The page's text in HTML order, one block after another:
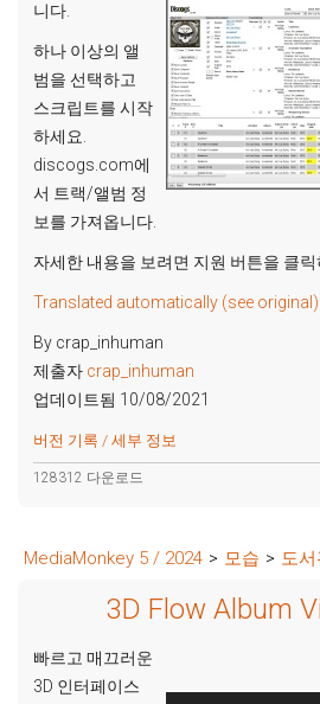
니다.
하나 이상의 앨
범을 선택하고
스크립트를 시작
하세요.
discogs.com에
서 트랙/앨범 정
보를 가져옵니다.
자세한 내용을 보려면 지원 버튼을 클릭
Translated automatically (see original)
By crap_inhuman
제출자 crap_inhuman
업데이트됨 10/08/2021
버전 기록 / 세부 정보
128312 다운로드
MediaMonkey 5 / 2024 > 모습 > 도
3D Flow Album
빠르고 매끄러운
3D 인터페이스